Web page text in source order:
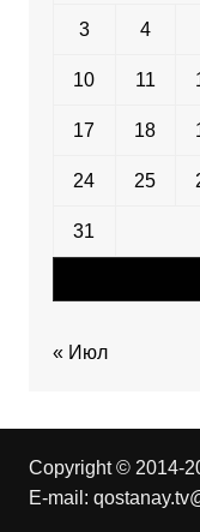
3 4
10 11
17 18
24 25
31
« Июл
Copyright © 2014-
E-mail: